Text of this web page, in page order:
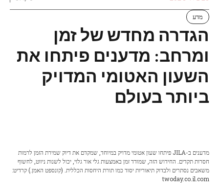
מדע
הגדרה מחדש של זמן
ומרחב: מדענים פיתחו את
השעון האטומי המדויק
ביותר בעולם
מדענים ב-JILA פיתחו שעון אטומי מדויק במיוחד, שמקדם את דיוק שמירת הזמן לרמות
חסרות תקדים. החידוש הזה, שמודד זמן באמצעות גלי אור גלוי, יכול לשנות ניווט, לחשוף
משאבים נסתרים ולבדוק תיאוריות יסוד כמו תורת היחסות הכללית. (קונספט האמן.) קרדיט:
twoday.co.il.com